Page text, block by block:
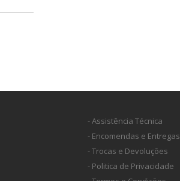
- Assistência Técnica
- Encomendas e Entregas
- Trocas e Devoluções
- Politica de Privacidade